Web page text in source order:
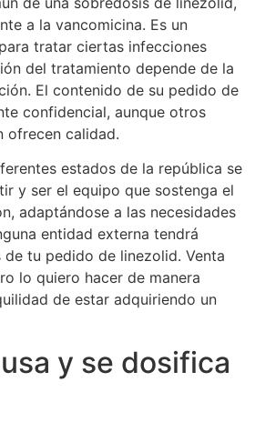
a la vancomicina. Es un
tratar ciertas infecciones
del tratamiento depende de la
El contenido de su pedido de
confidencial, aunque otros
ofrecen calidad.
estados de la república se
y ser el equipo que sostenga el
adaptándose a las necesidades
entidad externa tendrá
tu pedido de linezolid. Venta
lo quiero hacer de manera
de estar adquiriendo un
y se dosifica